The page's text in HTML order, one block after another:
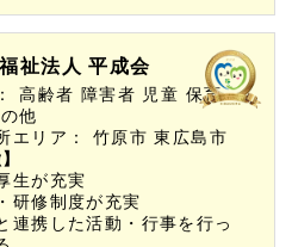
祉法人 平成会
高齢者 障害者 児童 保育
他
エリア：
竹原市東広島市
生が充実
研修制度が充実
連携した活動・行事を行っ